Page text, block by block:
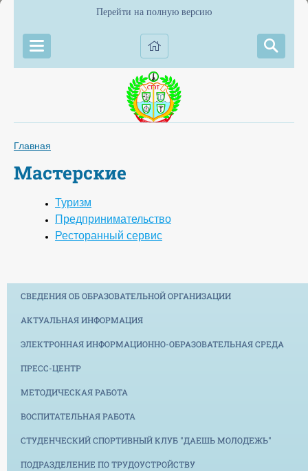
Перейти на полную версию
Главная
Мастерские
Туризм
Предпринимательство
Ресторанный сервис
СВЕДЕНИЯ ОБ ОБРАЗОВАТЕЛЬНОЙ ОРГАНИЗАЦИИ
АКТУАЛЬНАЯ ИНФОРМАЦИЯ
ЭЛЕКТРОННАЯ ИНФОРМАЦИОННО-ОБРАЗОВАТЕЛЬНАЯ СРЕДА
ПРЕСС-ЦЕНТР
МЕТОДИЧЕСКАЯ РАБОТА
ВОСПИТАТЕЛЬНАЯ РАБОТА
СТУДЕНЧЕСКИЙ СПОРТИВНЫЙ КЛУБ "ДАЕШЬ МОЛОДЕЖЬ"
ПОДРАЗДЕЛЕНИЕ ПО ТРУДОУСТРОЙСТВУ